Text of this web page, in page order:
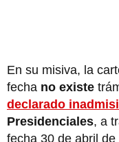
En su misiva, la
fecha no existe
declarado
Presidenciales, a
fecha 30 de abril de